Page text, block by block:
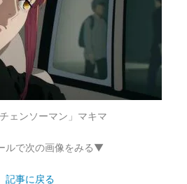
ェンソーマン」マキマ
ルで次の画像をみる▼
記事に戻る